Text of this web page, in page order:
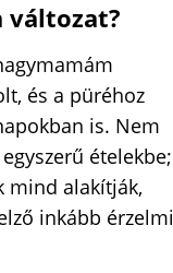
változat?
és a püréhoz
is. Nem
ételekbe;
mind alakítják,
inkább érzelmi